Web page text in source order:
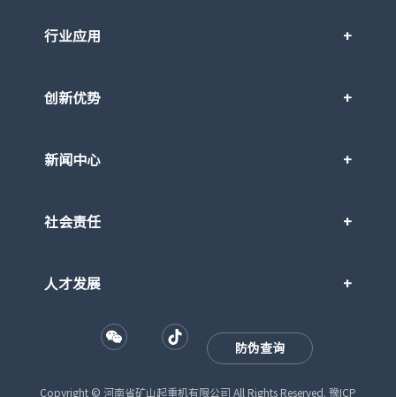
行业应用
创新优势
新闻中心
社会责任
人才发展
防伪查询
Copyright © 河南省矿山起重机有限公司 All Rights Reserved. 豫ICP